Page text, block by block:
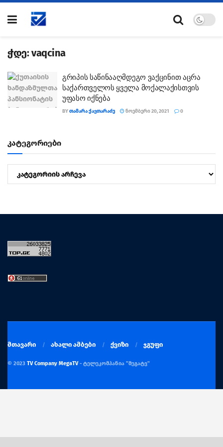
ჭდე:vaqcina
გრიპის საწინააღმდეგო ვაქცინით აცრა
საქართველოს ყველა მოქალაქისთვის
უფასო იქნება
BYᲗᲐᲛᲐᲠᲐ ᲥᲐᲕᲗᲐᲠᲐᲫᲔ ᲜᲝᲔᲛᲑᲔᲠᲘ 20, 2021 0
კატეგორიები
მთავარი ახალი ამბები ქვიზი ჯგუფი
© 2023 TV Company MegaTV- ტელეკომპანია "მეგატვ"